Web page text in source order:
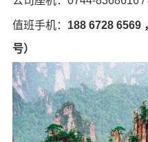
值班手机： 188 6728 6569
号）